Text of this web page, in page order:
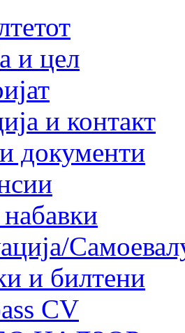
и цел
и контакт
документи
и билтени
CV